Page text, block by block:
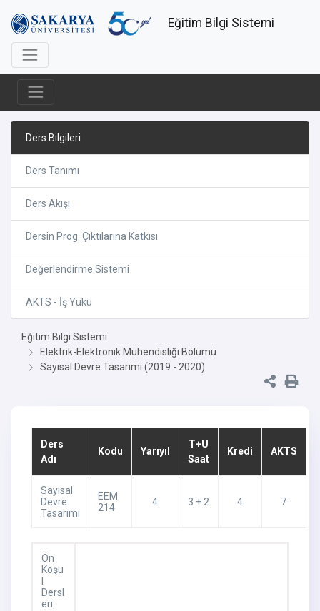
Eğitim Bilgi Sistemi
Ders Bilgileri
Ders Tanımı
Ders Akışı
Dersin Prog. Çıktılarına Katkısı
Değerlendirme Sistemi
AKTS - İş Yükü
Eğitim Bilgi Sistemi
Elektrik-Elektronik Mühendisliği Bölümü
Sayısal Devre Tasarımı (2019 - 2020)
Ders
Adı
Kodu Yarıyıl
T+U
Saat
Kredi AKTS
Sayısal
Devre
Tasarımı
EEM
214
4 3 + 2 4 7
Ön
Koşu
Dersl
eri